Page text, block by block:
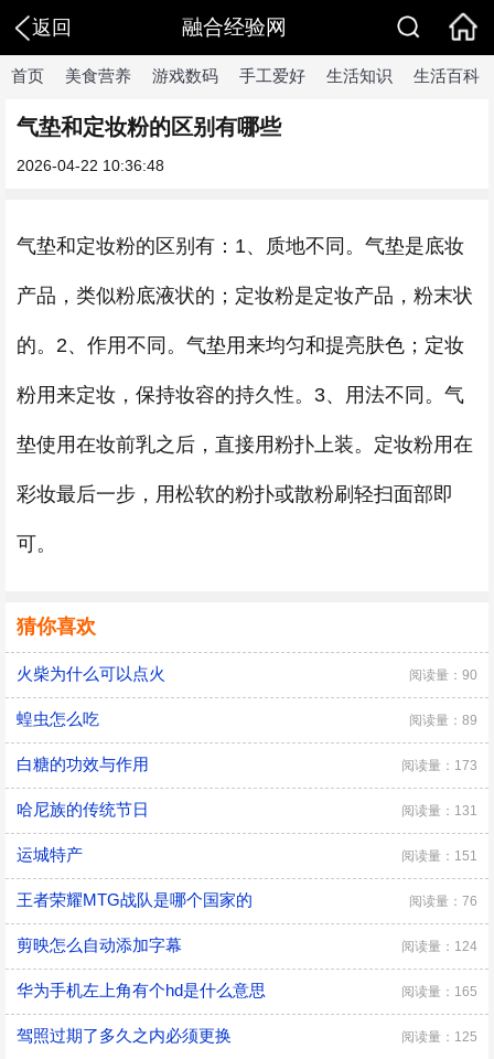
返回 融合经验网
首页 美食营养 游戏数码 手工爱好 生活知识 生活百科
气垫和定妆粉的区别有哪些
2026-04-22 10:36:48
气垫和定妆粉的区别有：1、质地不同。气垫是底妆
产品，类似粉底液状的；定妆粉是定妆产品，粉末状
的。2、作用不同。气垫用来均匀和提亮肤色；定妆
粉用来定妆，保持妆容的持久性。3、用法不同。气
垫使用在妆前乳之后，直接用粉扑上装。定妆粉用在
彩妆最后一步，用松软的粉扑或散粉刷轻扫面部即
可。
猜你喜欢
火柴为什么可以点火 阅读量：90
蝗虫怎么吃 阅读量：89
白糖的功效与作用 阅读量：173
哈尼族的传统节日 阅读量：131
运城特产 阅读量：151
王者荣耀MTG战队是哪个国家的 阅读量：76
剪映怎么自动添加字幕 阅读量：124
华为手机左上角有个hd是什么意思 阅读量：165
驾照过期了多久之内必须更换 阅读量：125